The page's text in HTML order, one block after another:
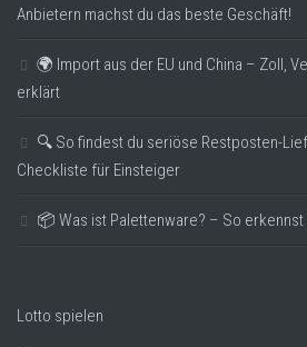
Anbietern machst du das beste Geschäft!
🌍 Import aus der EU und China – Zoll,
erklärt
🔍 So findest du seriöse Restposten-
Checkliste für Einsteiger
📦 Was ist Palettenware? – So
Lotto spielen